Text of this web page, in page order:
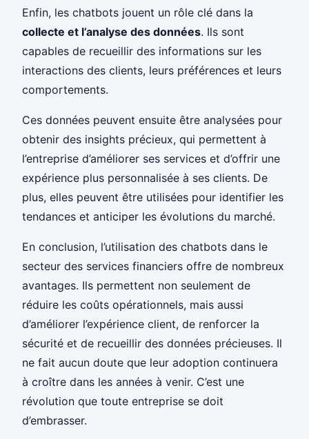
Enfin, les chatbots jouent un rôle clé dans la
collecte et l’analyse des données. Ils sont
capables de recueillir des informations sur les
interactions des clients, leurs préférences et leurs
comportements.
Ces données peuvent ensuite être analysées pour
obtenir des insights précieux, qui permettent à
l’entreprise d’améliorer ses services et d’offrir une
expérience plus personnalisée à ses clients. De
plus, elles peuvent être utilisées pour identifier les
tendances et anticiper les évolutions du marché.
En conclusion, l’utilisation des chatbots dans le
secteur des services financiers offre de nombreux
avantages. Ils permettent non seulement de
réduire les coûts opérationnels, mais aussi
d’améliorer l’expérience client, de renforcer la
sécurité et de recueillir des données précieuses. Il
ne fait aucun doute que leur adoption continuera
à croître dans les années à venir. C’est une
révolution que toute entreprise se doit
d’embrasser.